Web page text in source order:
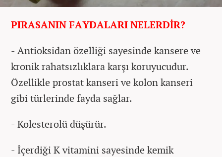
PIRASANIN FAYDALARI NELERDİR?
- Antioksidan özelliği sayesinde kansere ve
kronik rahatsızlıklara karşı koruyucudur.
Özellikle prostat kanseri ve kolon kanseri
gibi türlerinde fayda sağlar.
- Kolesterolü düşürür.
- İçerdiği K vitamini sayesinde kemik